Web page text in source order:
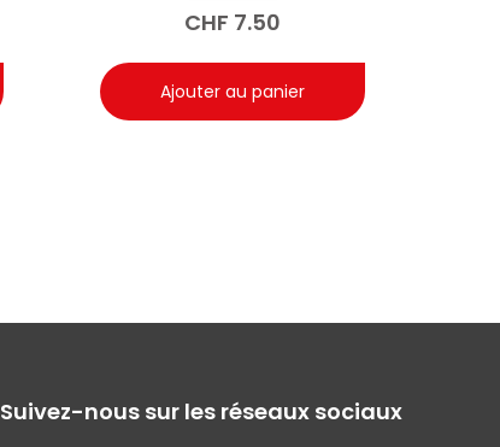
CHF 7.50
Ajouter au panier
Suivez-nous sur les réseaux sociaux